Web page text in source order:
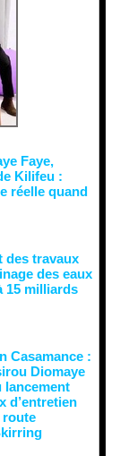
Faye,
Kilifeu :
réelle quand
des travaux
des eaux
15 milliards
Casamance :
Diomaye
lancement
d’entretien
route